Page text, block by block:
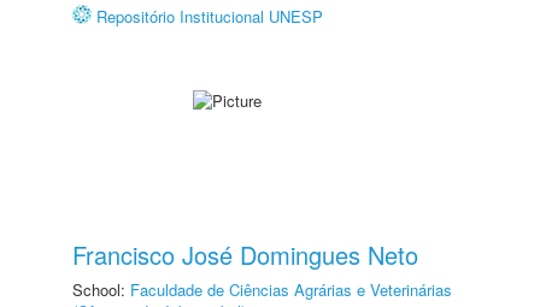
Repositório Institucional UNESP
Francisco José Domingues Neto
School: Faculdade de Ciências Agrárias e Veterinárias